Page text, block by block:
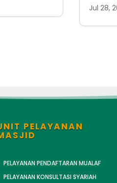
Jul 28,
PELAYANAN
PELAYANAN PENDAFTARAN MUALAF
PELAYANAN KONSULTASI SYARIAH